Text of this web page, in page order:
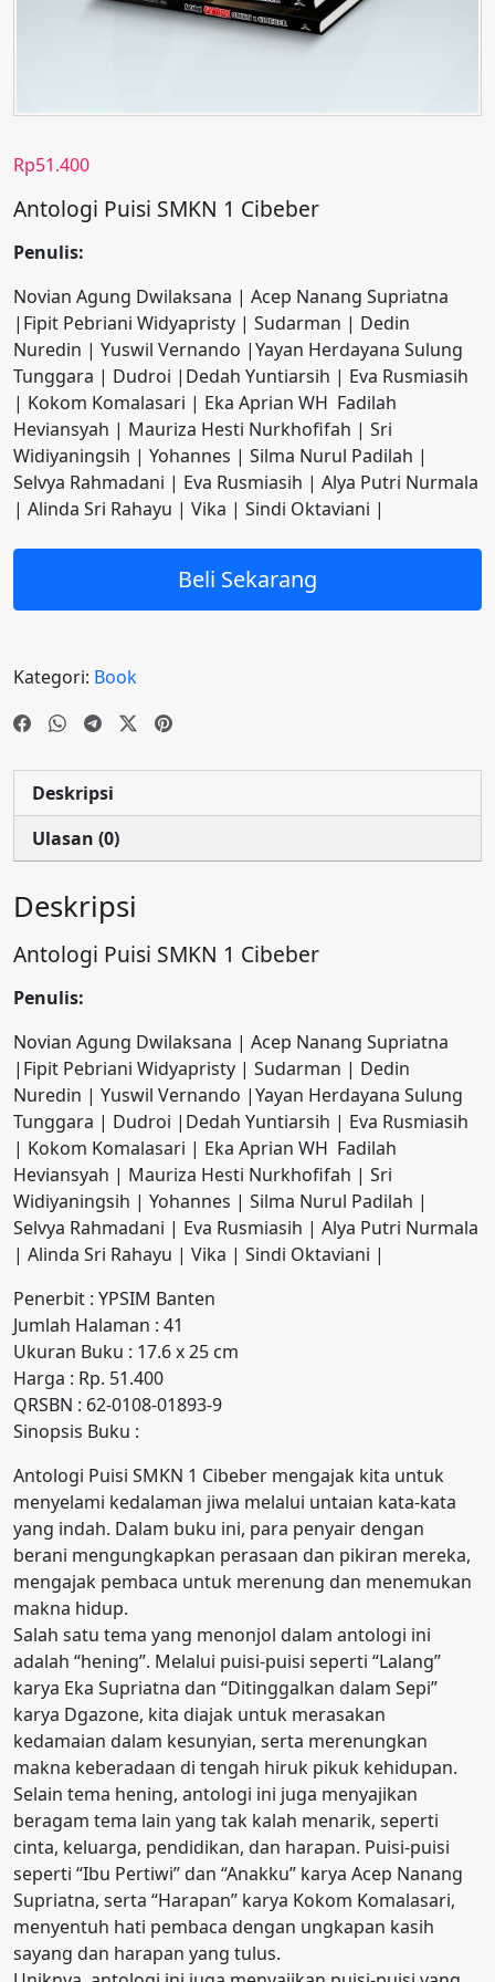
Rp51.400
Antologi Puisi SMKN 1 Cibeber
Penulis:
Novian Agung Dwilaksana | Acep Nanang Supriatna
|Fipit Pebriani Widyapristy | Sudarman | Dedin
Nuredin | Yuswil Vernando |Yayan Herdayana Sulung
Tunggara | Dudroi |Dedah Yuntiarsih | Eva Rusmiasih
| Kokom Komalasari | Eka Aprian WH Fadilah
Heviansyah | Mauriza Hesti Nurkhofifah | Sri
Widiyaningsih | Yohannes | Silma Nurul Padilah |
Selvya Rahmadani | Eva Rusmiasih | Alya Putri Nurmala
| Alinda Sri Rahayu | Vika | Sindi Oktaviani |
Beli Sekarang
Kategori: Book
Deskripsi
Ulasan (0)
Deskripsi
Antologi Puisi SMKN 1 Cibeber
Penulis:
Novian Agung Dwilaksana | Acep Nanang Supriatna
|Fipit Pebriani Widyapristy | Sudarman | Dedin
Nuredin | Yuswil Vernando |Yayan Herdayana Sulung
Tunggara | Dudroi |Dedah Yuntiarsih | Eva Rusmiasih
| Kokom Komalasari | Eka Aprian WH Fadilah
Heviansyah | Mauriza Hesti Nurkhofifah | Sri
Widiyaningsih | Yohannes | Silma Nurul Padilah |
Selvya Rahmadani | Eva Rusmiasih | Alya Putri Nurmala
| Alinda Sri Rahayu | Vika | Sindi Oktaviani |
Penerbit : YPSIM Banten
Jumlah Halaman : 41
Ukuran Buku : 17.6 x 25 cm
Harga : Rp. 51.400
QRSBN : 62-0108-01893-9
Sinopsis Buku :
Antologi Puisi SMKN 1 Cibeber mengajak kita untuk
menyelami kedalaman jiwa melalui untaian kata-kata
yang indah. Dalam buku ini, para penyair dengan
berani mengungkapkan perasaan dan pikiran mereka,
mengajak pembaca untuk merenung dan menemukan
makna hidup.
Salah satu tema yang menonjol dalam antologi ini
adalah “hening”. Melalui puisi-puisi seperti “Lalang”
karya Eka Supriatna dan “Ditinggalkan dalam Sepi”
karya Dgazone, kita diajak untuk merasakan
kedamaian dalam kesunyian, serta merenungkan
makna keberadaan di tengah hiruk pikuk kehidupan.
Selain tema hening, antologi ini juga menyajikan
beragam tema lain yang tak kalah menarik, seperti
cinta, keluarga, pendidikan, dan harapan. Puisi-puisi
seperti “Ibu Pertiwi” dan “Anakku” karya Acep Nanang
Supriatna, serta “Harapan” karya Kokom Komalasari,
menyentuh hati pembaca dengan ungkapan kasih
sayang dan harapan yang tulus.